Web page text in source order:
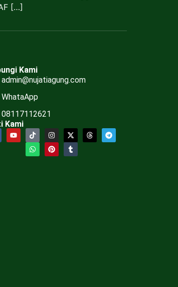
[…]
Kami
admin@nujatiagung.com
WhataApp
08117112621
Kami